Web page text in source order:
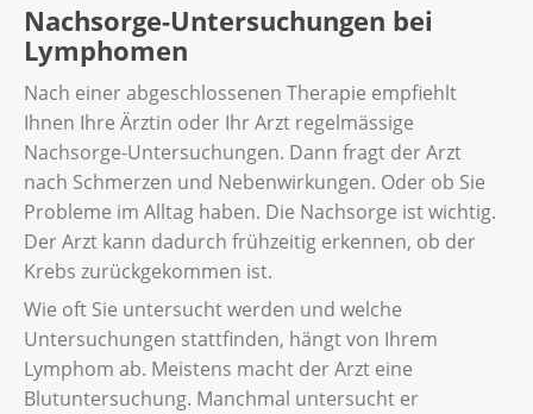
Sie können auch die Krebsliga oder andere
Fachleute um Rat fragen. Gemeinsam finden
Sie heraus, welche Massnahmen sinnvoll
sind und ob die Krankenkasse die Kosten
übernimmt.
Die Krebsliga bietet Kurse für Betroffene und
Angehörige an. Fragen Sie bei Ihrer
kantonalen oder regionalen Krebsliganach.
So erfahren Sie, wo Sie in Ihrer Nähe einen
geeigneten Kurs finden.
Nachsorge-Untersuchungen bei
Lymphomen
Nach einer abgeschlossenen Therapie empfiehlt
Ihnen Ihre Ärztin oder Ihr Arzt regelmässige
Nachsorge-Untersuchungen. Dann fragt der Arzt
nach Schmerzen und Nebenwirkungen. Oder ob Sie
Probleme im Alltag haben. Die Nachsorge ist wichtig.
Der Arzt kann dadurch frühzeitig erkennen, ob der
Krebs zurückgekommen ist.
Wie oft Sie untersucht werden und welche
Untersuchungen stattfinden, hängt von Ihrem
Lymphom ab. Meistens macht der Arzt eine
Blutuntersuchung. Manchmal untersucht er